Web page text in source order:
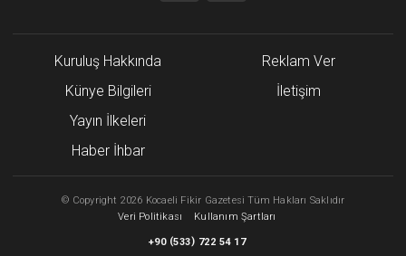
Kuruluş Hakkında
Künye Bilgileri
Yayın İlkeleri
Haber İhbar
Reklam Ver
İletişim
© Copyright 2026 Kocaeli Fikir Gazetesi Tüm Hakları Saklıdır
Veri Politikası
Kullanım Şartları
+90 (533) 722 54 17